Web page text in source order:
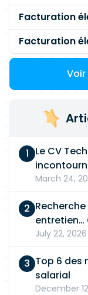
Le CV
March 24,
entretien…
July 22, 2026
Top 6 des
salarial
December